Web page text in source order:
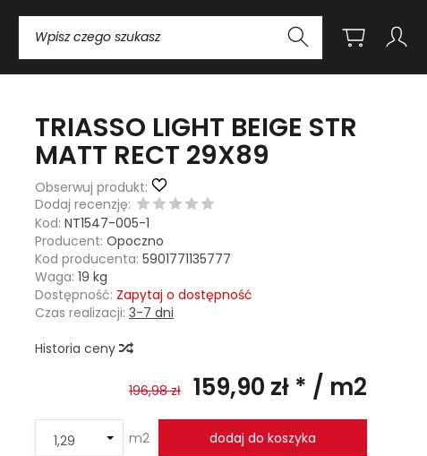
TRIASSO LIGHT BEIGE STR
MATT RECT 29X89
Obserwuj produkt:
Dodaj recenzję:
Kod: NT1547-005-1
Producent: Opoczno
Kod producenta: 5901771135777
Waga: 19 kg
Dostępność: Zapytaj o dostępność
Czas realizacji: 3-7 dni
Historia ceny
196,98 zł 159,90 zł * / m2
m2 dodaj do koszyka